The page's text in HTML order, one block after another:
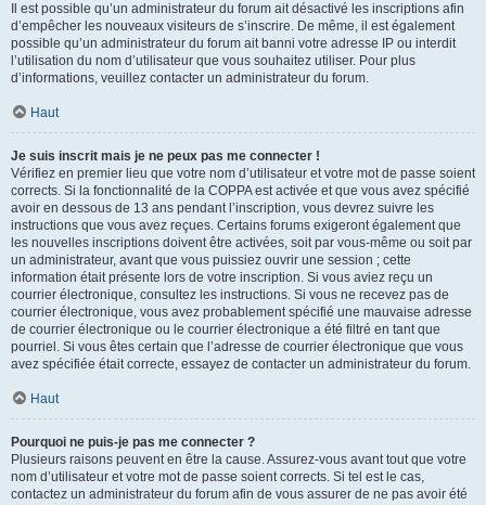
Il est possible qu’un administrateur du forum ait désactivé les inscriptions afin
d’empêcher les nouveaux visiteurs de s’inscrire. De même, il est également
possible qu’un administrateur du forum ait banni votre adresse IP ou interdit
l’utilisation du nom d’utilisateur que vous souhaitez utiliser. Pour plus
d’informations, veuillez contacter un administrateur du forum.
Haut
Je suis inscrit mais je ne peux pas me connecter !
Vérifiez en premier lieu que votre nom d’utilisateur et votre mot de passe soient
corrects. Si la fonctionnalité de la COPPA est activée et que vous avez spécifié
avoir en dessous de 13 ans pendant l’inscription, vous devrez suivre les
instructions que vous avez reçues. Certains forums exigeront également que
les nouvelles inscriptions doivent être activées, soit par vous-même ou soit par
un administrateur, avant que vous puissiez ouvrir une session ; cette
information était présente lors de votre inscription. Si vous aviez reçu un
courrier électronique, consultez les instructions. Si vous ne recevez pas de
courrier électronique, vous avez probablement spécifié une mauvaise adresse
de courrier électronique ou le courrier électronique a été filtré en tant que
pourriel. Si vous êtes certain que l’adresse de courrier électronique que vous
avez spécifiée était correcte, essayez de contacter un administrateur du forum.
Haut
Pourquoi ne puis-je pas me connecter ?
Plusieurs raisons peuvent en être la cause. Assurez-vous avant tout que votre
nom d’utilisateur et votre mot de passe soient corrects. Si tel est le cas,
contactez un administrateur du forum afin de vous assurer de ne pas avoir été